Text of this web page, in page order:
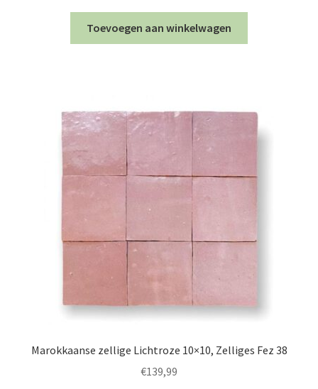
Toevoegen aan winkelwagen
Marokkaanse zellige Lichtroze 10×10, Zelliges Fez 38
€139,99